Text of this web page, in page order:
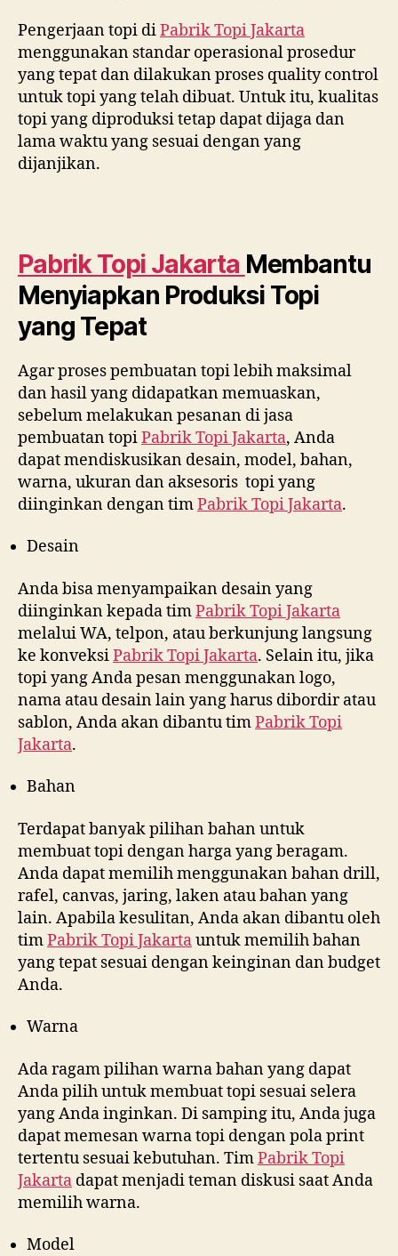
Pengerjaan topi diPabrik Topi Jakarta
menggunakan standar operasional prosedur
yang tepat dan dilakukan proses quality control
untuk topi yang telah dibuat. Untuk itu, kualitas
topi yang diproduksi tetap dapat dijaga dan
lama waktu yang sesuai dengan yang
dijanjikan.
Pabrik Topi Jakarta Membantu
Menyiapkan Produksi Topi
yang Tepat
Agar proses pembuatan topi lebih maksimal
dan hasil yang didapatkan memuaskan,
sebelum melakukan pesanan di jasa
pembuatan topiPabrik Topi Jakarta, Anda
dapat mendiskusikan desain, model, bahan,
warna, ukuran dan aksesoris topi yang
diinginkan dengan timPabrik Topi Jakarta.
Desain
Anda bisa menyampaikan desain yang
diinginkan kepada timPabrik Topi Jakarta
melalui WA, telpon, atau berkunjung langsung
ke konveksiPabrik Topi Jakarta. Selain itu, jika
topi yang Anda pesan menggunakan logo,
nama atau desain lain yang harus dibordir atau
sablon, Anda akan dibantu timPabrik Topi
Jakarta.
Bahan
Terdapat banyak pilihan bahan untuk
membuat topi dengan harga yang beragam.
Anda dapat memilih menggunakan bahan drill,
rafel, canvas, jaring, laken atau bahan yang
lain. Apabila kesulitan, Anda akan dibantu oleh
timPabrik Topi Jakartauntuk memilih bahan
yang tepat sesuai dengan keinginan dan budget
Anda.
Warna
Ada ragam pilihan warna bahan yang dapat
Anda pilih untuk membuat topi sesuai selera
yang Anda inginkan. Di samping itu, Anda juga
dapat memesan warna topi dengan pola print
tertentu sesuai kebutuhan. TimPabrik Topi
Jakarta dapat menjadi teman diskusi saat Anda
memilih warna.
Model